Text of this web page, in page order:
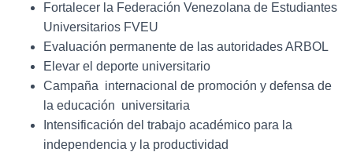
Fortalecer la Federación Venezolana de Estudiantes
Universitarios FVEU
Evaluación permanente de las autoridades ARBOL
Elevar el deporte universitario
Campaña internacional de promoción y defensa de
la educación universitaria
Intensificación del trabajo académico para la
independencia y la productividad